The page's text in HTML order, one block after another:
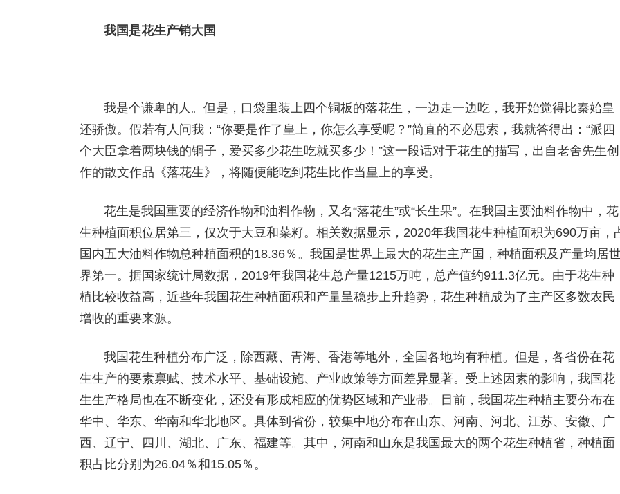
我国是花生产销大国
我是个谦卑的人。但是，口袋里装上四个铜板的落花生，一边走一边吃，我开始觉得比秦始皇
还骄傲。假若有人问我：“你要是作了皇上，你怎么享受呢？”简直的不必思索，我就答得出：“派四
个大臣拿着两块钱的铜子，爱买多少花生吃就买多少！”这一段话对于花生的描写，出自老舍先生创
作的散文作品《落花生》，将随便能吃到花生比作当皇上的享受。
花生是我国重要的经济作物和油料作物，又名“落花生”或“长生果”。在我国主要油料作物中，花
生种植面积位居第三，仅次于大豆和菜籽。相关数据显示，2020年我国花生种植面积为690万亩，
国内五大油料作物总种植面积的18.36％。我国是世界上最大的花生主产国，种植面积及产量均居
界第一。据国家统计局数据，2019年我国花生总产量1215万吨，总产值约911.3亿元。由于花生种
植比较收益高，近些年我国花生种植面积和产量呈稳步上升趋势，花生种植成为了主产区多数农民
增收的重要来源。
我国花生种植分布广泛，除西藏、青海、香港等地外，全国各地均有种植。但是，各省份在花
生生产的要素禀赋、技术水平、基础设施、产业政策等方面差异显著。受上述因素的影响，我国花
生生产格局也在不断变化，还没有形成相应的优势区域和产业带。目前，我国花生种植主要分布在
华中、华东、华南和华北地区。具体到省份，较集中地分布在山东、河南、河北、江苏、安徽、广
西、辽宁、四川、湖北、广东、福建等。其中，河南和山东是我国最大的两个花生种植省，种植面
积占比分别为26.04％和15.05％。